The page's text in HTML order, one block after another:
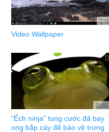
1:0
Video Wallpaper
0:46
"Ếch ninja" tung cước đá bay
ong bắp cày để bảo vệ trứng